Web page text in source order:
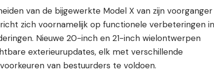
van de bijgewerkte Model X van zijn voorganger
zich voornamelijk op functionele verbeteringen in
Nieuwe 20-inch en 21-inch wielontwerpen
exterieurupdates, elk met verschillende
van bestuurders te voldoen.